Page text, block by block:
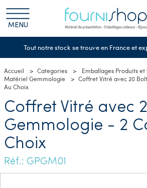
MENU
Tout notre stock se trouve en France et
Accueil Categories Emballages Produits et
Matériel Gemmologie
Coffret Vitré avec 20
Au Choix
Coffret Vitré avec
Gemmologie - 2
Choix
Réf.: GPGM01